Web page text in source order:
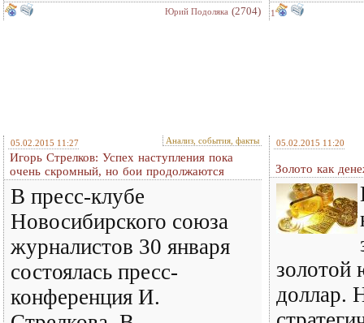
Юрий Подоляка (2704) 1
05.02.2015 11:27 Анализ, события, факты
Игорь Стрелков: Успех наступления пока
очень скромный, но бои продолжаются
В пресс-клубе
Новосибирского союза
журналистов 30 января
состоялась пресс-
конференция И.
05.02.2015 11:20
Золото как
золотой
доллар.